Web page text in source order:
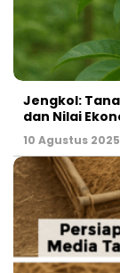
Jengkol:
dan Nilai
10 Agustus